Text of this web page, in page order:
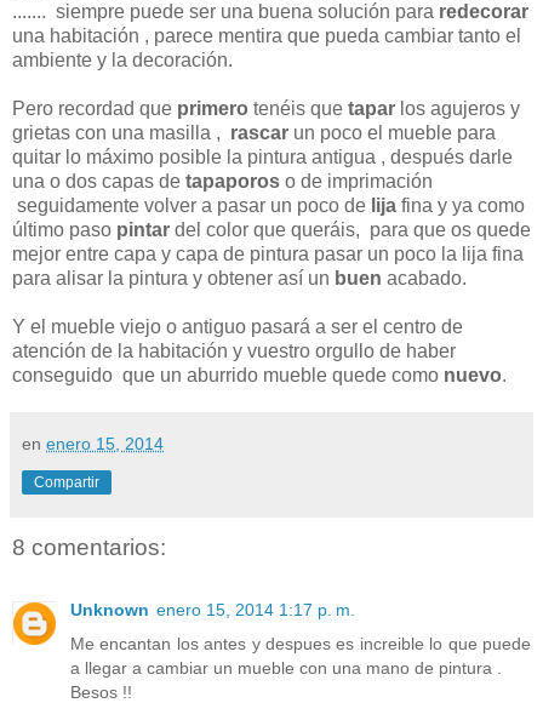
....... siempre puede ser una buena solución para redecorar
una habitación , parece mentira que pueda cambiar tanto el
ambiente y la decoración.
Pero recordad que primero tenéis que tapar los agujeros y
grietas con una masilla , rascar un poco el mueble para
quitar lo máximo posible la pintura antigua , después darle
una o dos capas de tapaporos o de imprimación
seguidamente volver a pasar un poco de lija fina y ya como
último paso pintar del color que queráis, para que os quede
mejor entre capa y capa de pintura pasar un poco la lija fina
para alisar la pintura y obtener así un buen acabado.
Y el mueble viejo o antiguo pasará a ser el centro de
atención de la habitación y vuestro orgullo de haber
conseguido que un aburrido mueble quede como nuevo.
en enero 15, 2014
Compartir
8 comentarios:
Unknown enero 15, 2014 1:17 p. m.
Me encantan los antes y despues es increible lo que puede
a llegar a cambiar un mueble con una mano de pintura .
Besos !!